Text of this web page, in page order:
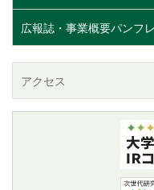
広報誌・事業概要パンフ
アクセス